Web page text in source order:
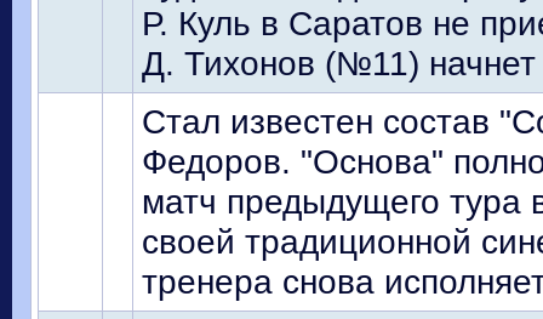
Р. Куль в Саратов не
Д. Тихонов (№11)
Стал известен состав
Федоров. "Основа"
матч предыдущего тура
своей традиционной
тренера снова